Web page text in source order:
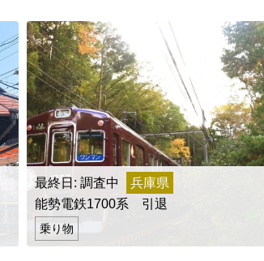
長崎県 熊本県 大分県 鹿児島県
最終日: 調査中
兵庫県
能勢電鉄1700系 引退
乗り物